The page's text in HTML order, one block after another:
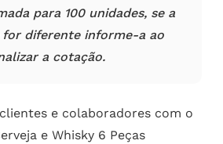
para 100 unidades, se a
for diferente informe-a ao
a cotação.
e colaboradores com o
e Whisky 6 Peças